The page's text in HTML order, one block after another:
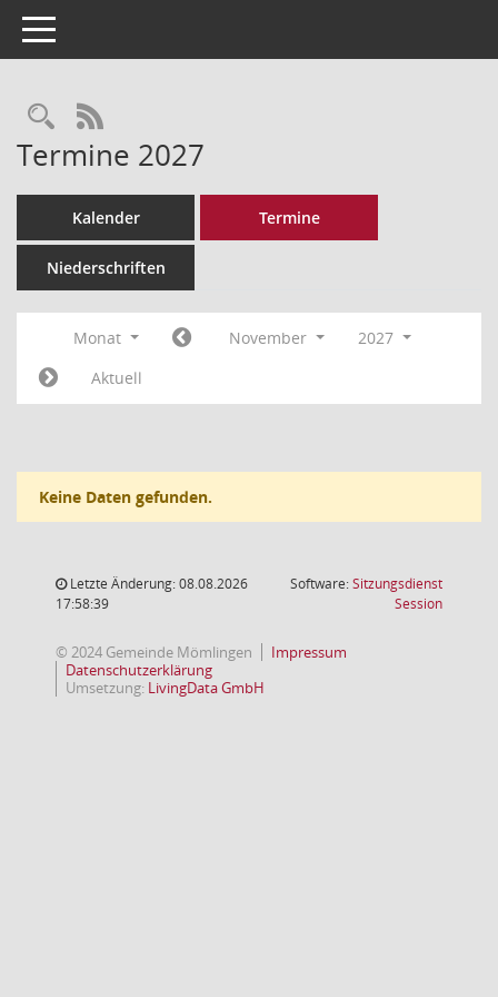
Toggle navigation
Rechercheauswahl
RSS-Feed
Termine 2027
Kalender Termine
Niederschriften
Monat November
2027
Aktuell
Keine Daten gefunden.
Letzte Änderung: 08.08.2026
17:58:39
Software:Sitzungsdienst
Session(Wird in
© 2024 Gemeinde Mömlingen
Impressum
Datenschutzerklärung
Umsetzung: LivingData GmbH